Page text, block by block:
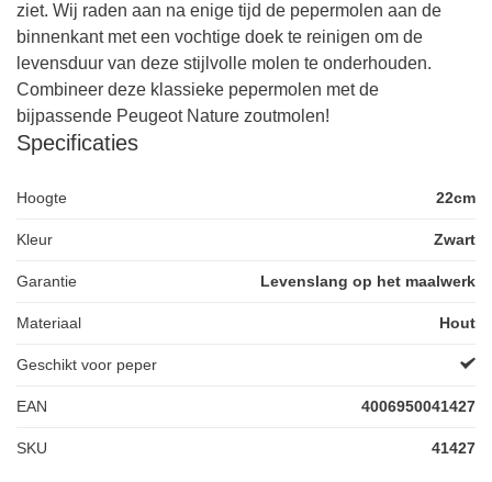
ziet. Wij raden aan na enige tijd de pepermolen aan de
binnenkant met een vochtige doek te reinigen om de
levensduur van deze stijlvolle molen te onderhouden.
Combineer deze klassieke pepermolen met de
bijpassende Peugeot Nature zoutmolen!
Specificaties
Hoogte 22cm
Kleur Zwart
Garantie Levenslang op het maalwerk
Materiaal Hout
Geschikt voor peper
EAN 4006950041427
SKU 41427